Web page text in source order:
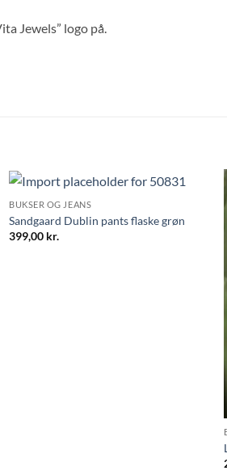
Jewels” logo på.
BUKSER OG JEANS
Sandgaard Dublin pants flaske grøn
399,00 kr.